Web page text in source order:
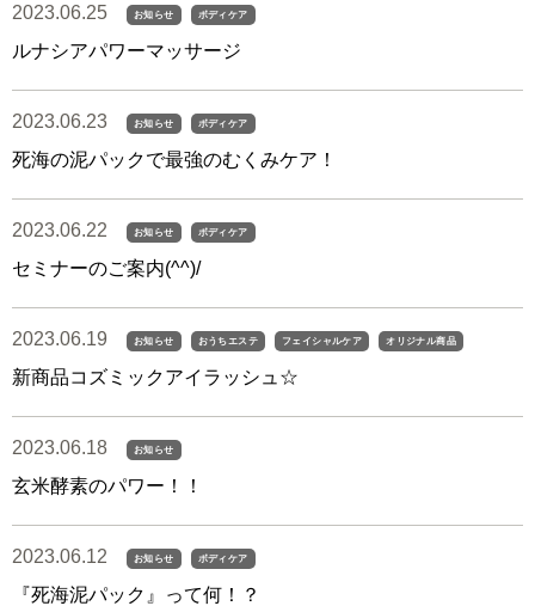
2023.06.25 お知らせ ボディケア
ルナシアパワーマッサージ
2023.06.23 お知らせ ボディケア
死海の泥パックで最強のむくみケア！
2023.06.22 お知らせ ボディケア
セミナーのご案内(^^)/
2023.06.19 お知らせ おうちエステ フェイシャルケア オリジナル商品
新商品コズミックアイラッシュ☆
2023.06.18 お知らせ
玄米酵素のパワー！！
2023.06.12 お知らせ ボディケア
『死海泥パック』って何！？